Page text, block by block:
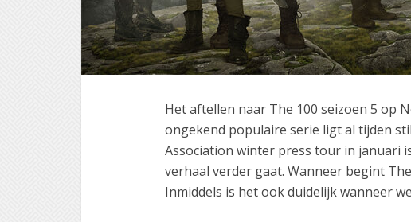
Het aftellen naar The 100 seizoen 5 op
ongekend populaire serie ligt al tijden
Association winter press tour in januari
verhaal verder gaat. Wanneer begint
Inmiddels is het ook duidelijk wanneer